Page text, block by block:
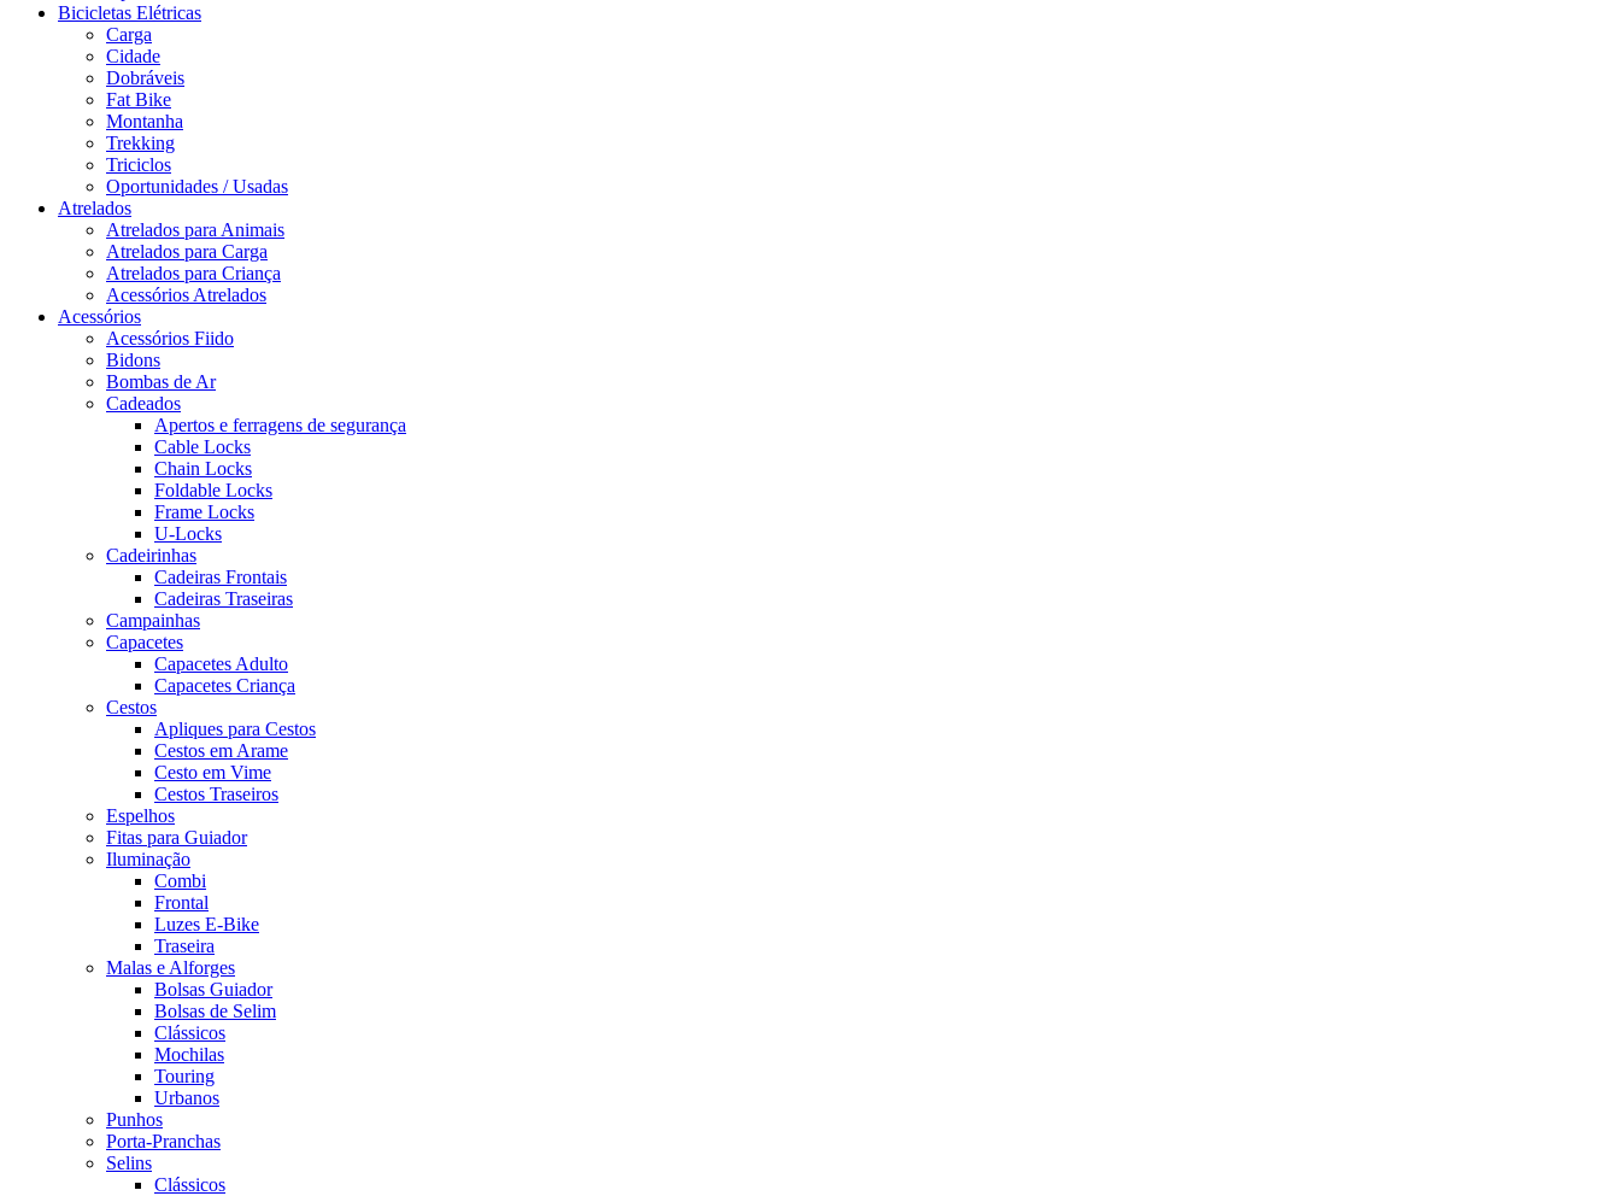
Bicicletas Elétricas
Carga
Cidade
Dobráveis
Fat Bike
Montanha
Trekking
Triciclos
Oportunidades / Usadas
Atrelados
Atrelados para Animais
Atrelados para Carga
Atrelados para Criança
Acessórios Atrelados
Acessórios
Acessórios Fiido
Bidons
Bombas de Ar
Cadeados
Apertos e ferragens de segurança
Cable Locks
Chain Locks
Foldable Locks
Frame Locks
U-Locks
Cadeirinhas
Cadeiras Frontais
Cadeiras Traseiras
Campainhas
Capacetes
Capacetes Adulto
Capacetes Criança
Cestos
Apliques para Cestos
Cestos em Arame
Cesto em Vime
Cestos Traseiros
Espelhos
Fitas para Guiador
Iluminação
Combi
Frontal
Luzes E-Bike
Traseira
Malas e Alforges
Bolsas Guiador
Bolsas de Selim
Clássicos
Mochilas
Touring
Urbanos
Punhos
Porta-Pranchas
Selins
Clássicos